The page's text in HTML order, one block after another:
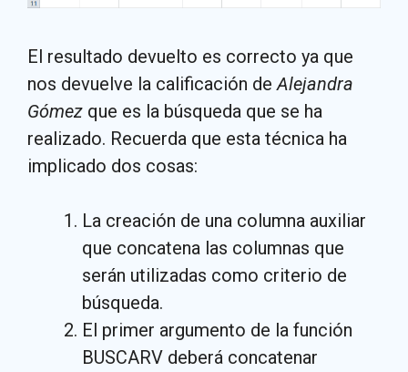
El resultado devuelto es correcto ya que
nos devuelve la calificación deAlejandra
Gómez que es la búsqueda que se ha
realizado. Recuerda que esta técnica ha
implicado dos cosas:
La creación de una columna auxiliar
que concatena las columnas que
serán utilizadas como criterio de
búsqueda.
El primer argumento de la función
BUSCARV deberá concatenar